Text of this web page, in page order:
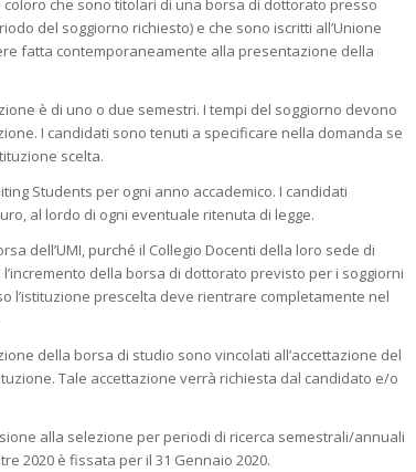
che sono titolari di una borsa di dottorato presso
del soggiorno richiesto) e che sono iscritti all’Unione
fatta contemporaneamente alla presentazione della
è di uno o due semestri. I tempi del soggiorno devono
I candidati sono tenuti a specificare nella domanda se
scelta.
Students per ogni anno accademico. I candidati
al lordo di ogni eventuale ritenuta di legge.
dell’UMI, purché il Collegio Docenti della loro sede di
della borsa di dottorato previsto per i soggiorni
l’istituzione prescelta deve rientrare completamente nel
della borsa di studio sono vincolati all’accettazione del
Tale accettazione verrà richiesta dal candidato e/o
alla selezione per periodi di ricerca semestrali/annuali
2020 è fissata per il 31 Gennaio 2020.